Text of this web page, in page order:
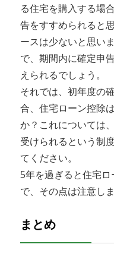
る住宅を購入する場
告をすすめられると
ースは少ないと思い
で、期間内に確定申
えられるでしょう。
それでは、初年度の
合、住宅ローン控除
か？これについては
受けられるという制
てください。
5年を過ぎると住宅
で、その点は注意しま
まとめ